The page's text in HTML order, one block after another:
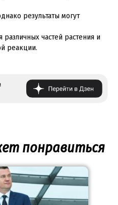
результаты могут
различных частей растения и
реакции.
понравиться